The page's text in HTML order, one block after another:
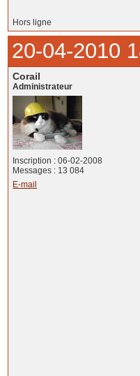
Hors ligne
20-04-2010
Corail
Administrateur
Inscription : 06-02-2008
Messages : 13 084
E-mail